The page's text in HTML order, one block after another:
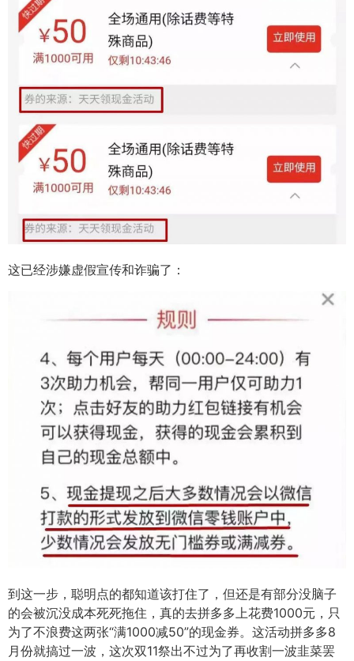
这已经涉嫌虚假宣传和诈骗了：
到这一步，聪明点的都知道该打住了，但还是有部分没脑子
的会被沉没成本死死拖住，真的去拼多多上花费1000元，只
为了不浪费这两张“满1000减50”的现金券。 这活动拼多多8
月份就搞过一波，这次双11祭出不过为了再收割一波韭菜罢